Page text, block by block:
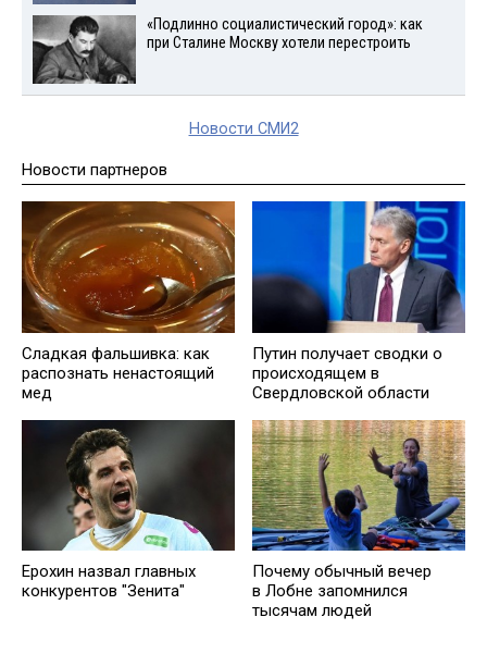
«Подлинно социалистический город»: как
при Сталине Москву хотели перестроить
Новости СМИ2
Новости партнеров
Сладкая фальшивка: как
распознать ненастоящий
мед
Путин получает сводки о
происходящем в
Свердловской области
Ерохин назвал главных
конкурентов "Зенита"
Почему обычный вечер
в Лобне запомнился
тысячам людей